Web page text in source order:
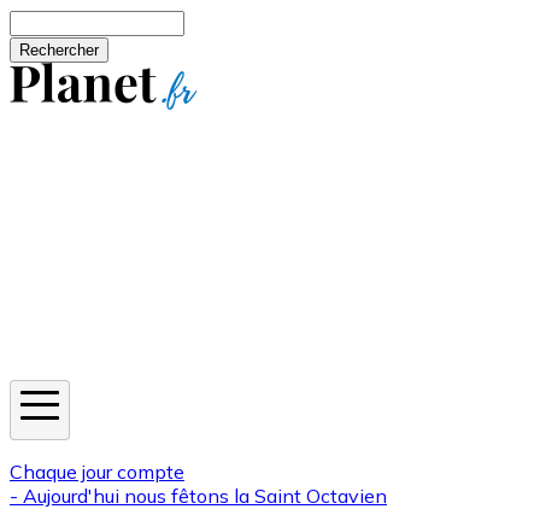
Chaque jour compte
- Aujourd'hui nous fêtons la Saint Octavien